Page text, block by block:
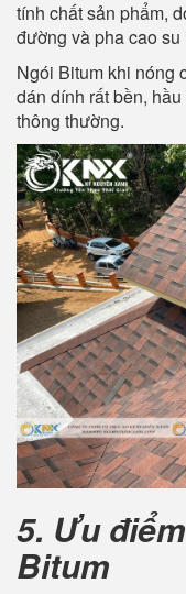
tính chất sản phẩm,
đường và pha cao su
Ngói Bitum khi nóng
dán dính rất bền,
thông thường.
5. Ưu
Bitum